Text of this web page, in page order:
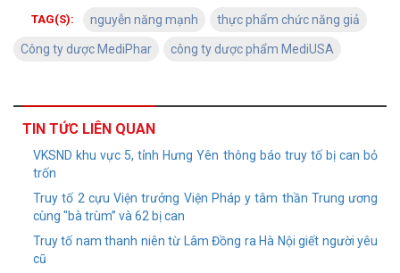
TAG(S): nguyễn năng mạnh thực phẩm chức năng giả
Công ty dược MediPhar công ty dược phẩm MediUSA
TIN TỨC LIÊN QUAN
VKSND khu vực 5, tỉnh Hưng Yên thông báo truy tố bị can bỏ
trốn
Truy tố 2 cựu Viện trưởng Viện Pháp y tâm thần Trung ương
cùng "bà trùm” và 62 bị can
Truy tố nam thanh niên từ Lâm Đồng ra Hà Nội giết người yêu
cũ